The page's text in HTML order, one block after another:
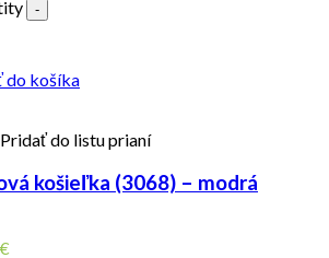
-
do košíka
Pridať do listu prianí
košieľka (3068) – modrá
€